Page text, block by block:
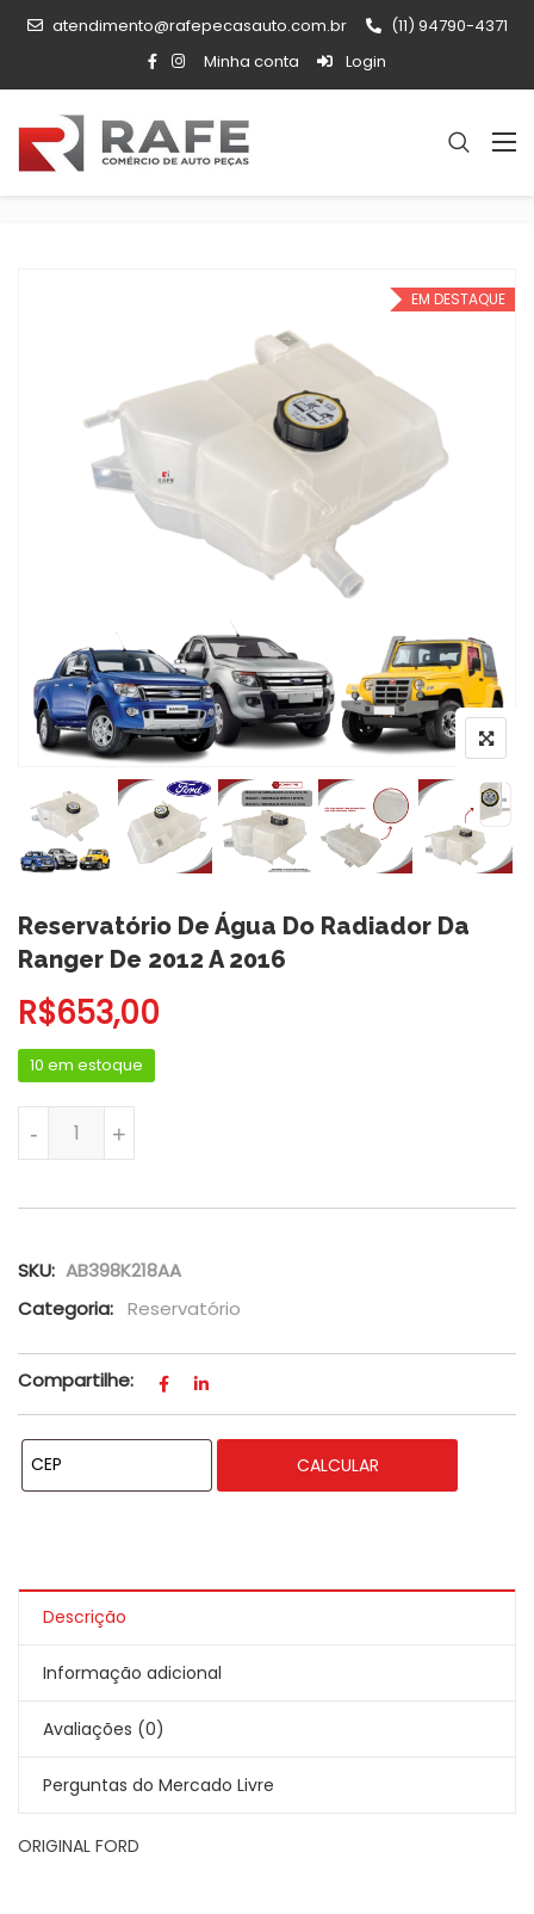
atendimento@rafepecasauto.com.br
(11) 94790-4371
Minha conta
Login
EM DESTAQUE
Reservatório De Água Do Radiador Da
Ranger De 2012 A 2016
R$653,00
10 em estoque
+
-
SKU: AB398K218AA
Categoria: Reservatório
Compartilhe:
CALCULAR
Descrição
Informação adicional
Avaliações (0)
Perguntas do Mercado Livre
ORIGINAL FORD